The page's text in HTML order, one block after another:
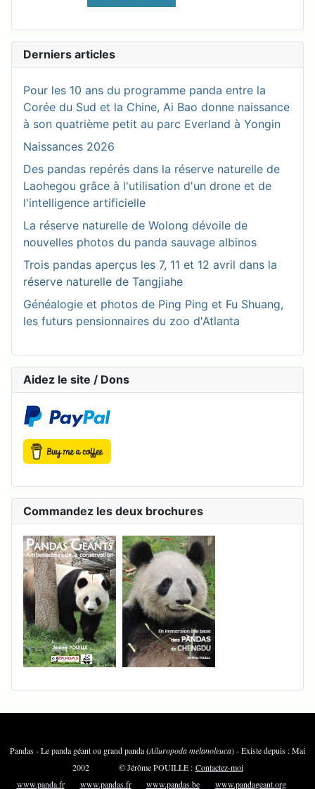
Derniers articles
Pour les 10 ans du programme panda entre la
Corée du Sud et la Chine, Ai Bao donne naissance
à son quatrième petit au parc Everland à Yongin
Naissances 2026
Des pandas repérés dans la réserve naturelle de
Laohegou grâce à l'utilisation d'un drone et de
l'intelligence artificielle
La réserve naturelle de Wolong dévoile de
nouvelles photos du panda sauvage albinos
Trois pandas aperçus les 7, 11 et 12 avril dans la
réserve naturelle de Tangjiahe
Généalogie et photos de Ping Ping et Fu Shuang,
les futurs pensionnaires du zoo d'Atlanta
Aidez le site / Dons
Commandez les deux brochures
Pandas - Le panda géant ou grand panda (Ailuropoda melanoleuca) - Existe depuis : Mai
2002 © Jérôme POUILLE : Contactez-moi
www.panda.fr
www.pandas.fr www.pandas.be www.pandageant.org